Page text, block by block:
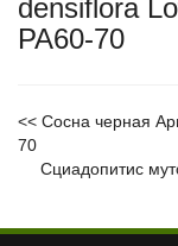
densiflora
РА60-70
<< Сосна черная
70
Сциадопитис